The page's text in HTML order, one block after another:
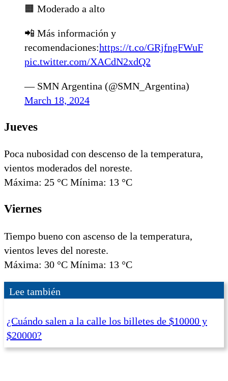
🟧 Moderado a alto
📲 Más información y
recomendaciones:https://t.co/GRjfngFWuF
pic.twitter.com/XACdN2xdQ2
— SMN Argentina (@SMN_Argentina)
March 18, 2024
Jueves
Poca nubosidad con descenso de la temperatura,
vientos moderados del noreste.
Máxima: 25 °C Mínima: 13 °C
Viernes
Tiempo bueno con ascenso de la temperatura,
vientos leves del noreste.
Máxima: 30 °C Mínima: 13 °C
Lee también
¿Cuándo salen a la calle los billetes de $10000 y
$20000?